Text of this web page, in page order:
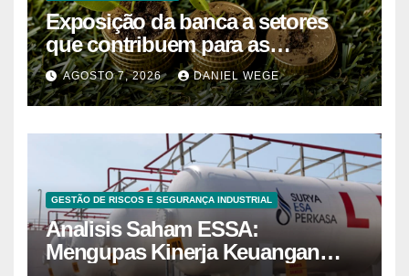
Exposição da banca a setores
que contribuem para as
alterações climáticas mantém-se
nos 62%
AGOSTO 7, 2026 DANIEL WEGE
GESTÃO DE RISCOS E SEGURANÇA INDUSTRIAL
Analisis Saham ESSA:
Mengupas Kinerja Keuangan